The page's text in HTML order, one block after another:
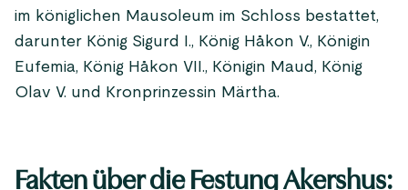
im königlichen Mausoleum im Schloss bestattet,
darunter König Sigurd I., König Håkon V., Königin
Eufemia, König Håkon VII., Königin Maud, König
Olav V. und Kronprinzessin Märtha.
Fakten über die Festung Akershus: